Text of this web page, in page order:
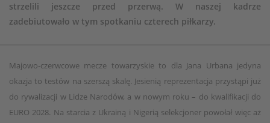
strzelili jeszcze przed przerwą. W naszej kadrze
zadebiutowało w tym spotkaniu czterech piłkarzy.
Majowo-czerwcowe mecze towarzyskie to dla Jana Urbana jedyna
okazja to testów na szerszą skalę. Jesienią reprezentacja przystąpi już
do rywalizacji w Lidze Narodów, a w nowym roku – do kwalifikacji do
EURO 2028. Na starcia z Ukrainą i Nigerią selekcjoner powołał więc aż